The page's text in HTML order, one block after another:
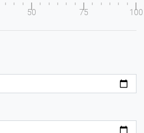
50 75 100